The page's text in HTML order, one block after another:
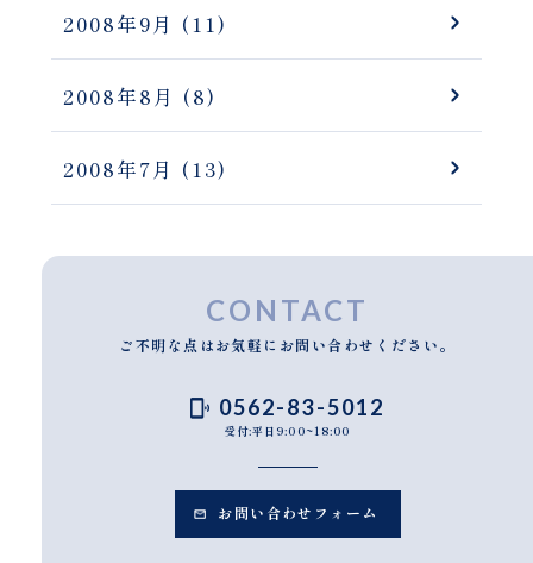
2008年9月 (11)
2008年8月 (8)
2008年7月 (13)
CONTACT
ご不明な点はお気軽にお問い合わせください。
0562-83-5012
受付:平日9:00~18:00
お問い合わせフォーム